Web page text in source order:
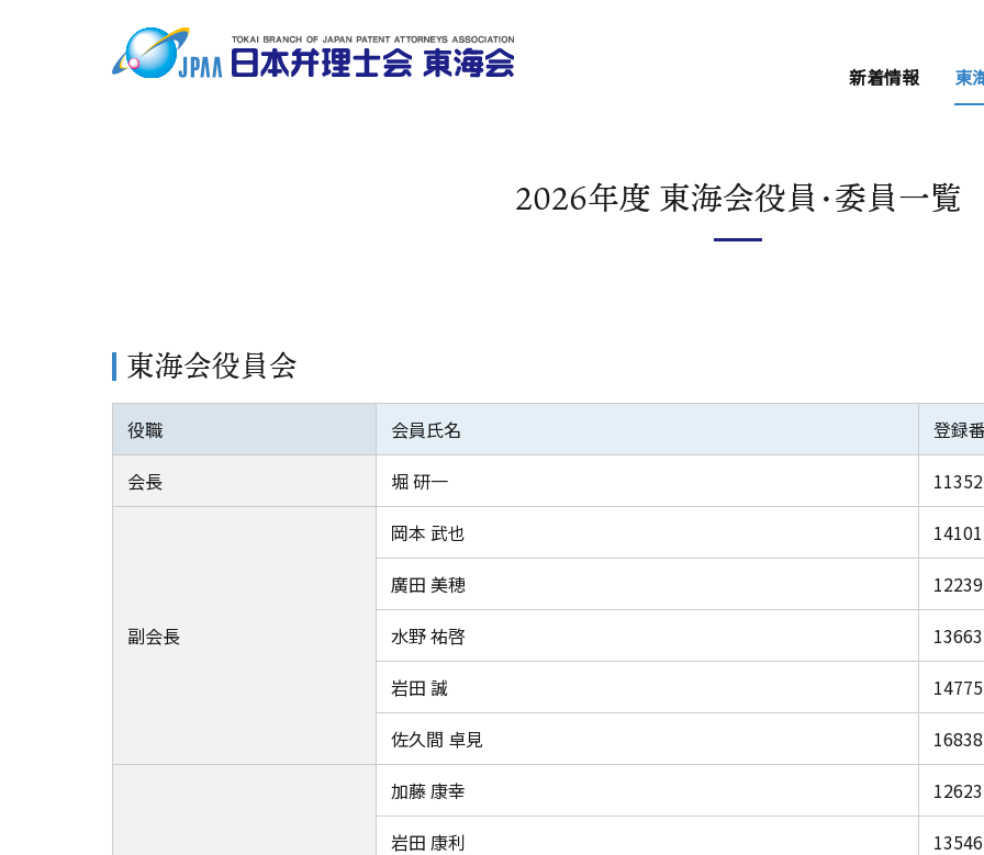
新着情報
東海会からの
東
2026年度 東海会役員・委員一覧
東海会役員会
役職 会員氏名
登録
会長
堀 研一 11352
副会長
岡本 武也
14101
廣田 美穂
12239
水野 祐啓
13663
岩田 誠
14775
佐久間 卓見
16838
加藤 康幸
12623
岩田 康利
13546